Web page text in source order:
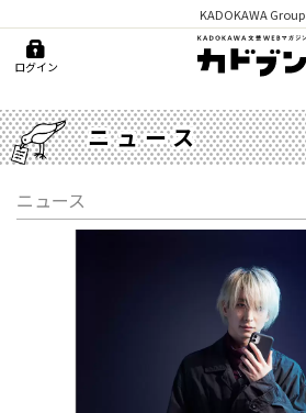
KADOKAWA Group
ログイン
ニュース
ニュース